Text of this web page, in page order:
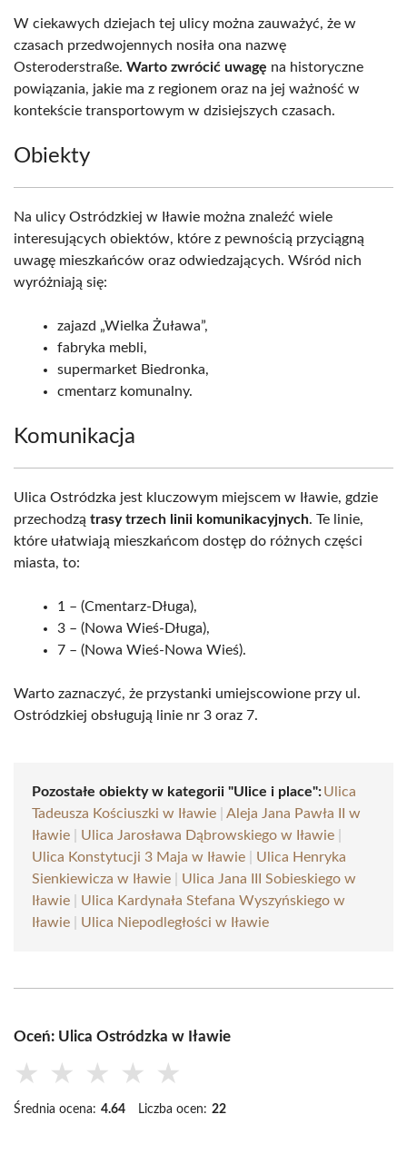
W ciekawych dziejach tej ulicy można zauważyć, że w
czasach przedwojennych nosiła ona nazwę
Osteroderstraße. Warto zwrócić uwagę na historyczne
powiązania, jakie ma z regionem oraz na jej ważność w
kontekście transportowym w dzisiejszych czasach.
Obiekty
Na ulicy Ostródzkiej w Iławie można znaleźć wiele
interesujących obiektów, które z pewnością przyciągną
uwagę mieszkańców oraz odwiedzających. Wśród nich
wyróżniają się:
zajazd „Wielka Żuława”,
fabryka mebli,
supermarket Biedronka,
cmentarz komunalny.
Komunikacja
Ulica Ostródzka jest kluczowym miejscem w Iławie, gdzie
przechodzą trasy trzech linii komunikacyjnych. Te linie,
które ułatwiają mieszkańcom dostęp do różnych części
miasta, to:
1 – (Cmentarz-Długa),
3 – (Nowa Wieś-Długa),
7 – (Nowa Wieś-Nowa Wieś).
Warto zaznaczyć, że przystanki umiejscowione przy ul.
Ostródzkiej obsługują linie nr 3 oraz 7.
Pozostałe obiekty w kategorii "Ulice i place":Ulica
Tadeusza Kościuszki w Iławie
Aleja Jana Pawła II w
Iławie
Ulica Jarosława Dąbrowskiego w Iławie
Ulica Konstytucji 3 Maja w Iławie
Ulica Henryka
Sienkiewicza w Iławie
Ulica Jana III Sobieskiego w
Iławie
Ulica Kardynała Stefana Wyszyńskiego w
Iławie
Ulica Niepodległości w Iławie
Oceń: Ulica Ostródzka w Iławie
★ ★ ★ ★ ★
Średnia ocena: 4.64 Liczba ocen: 22